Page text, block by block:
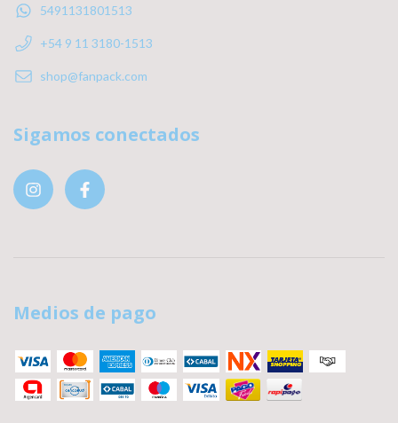
5491131801513
+54 9 11 3180-1513
shop@fanpack.com
Sigamos conectados
Medios de pago